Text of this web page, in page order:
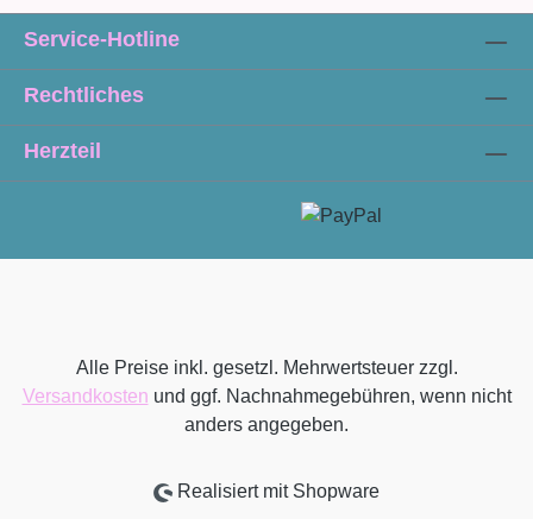
Service-Hotline
Rechtliches
Herzteil
Alle Preise inkl. gesetzl. Mehrwertsteuer zzgl.
Versandkosten und ggf. Nachnahmegebühren, wenn nicht
anders angegeben.
Realisiert mit Shopware